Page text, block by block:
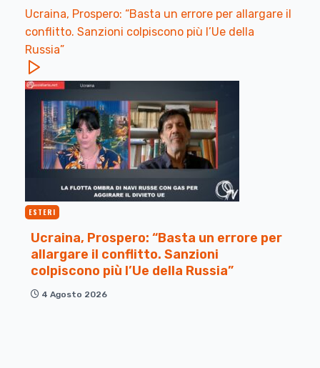
Ucraina, Prospero: “Basta un errore per allargare il
conflitto. Sanzioni colpiscono più l’Ue della
Russia”
ESTERI
Ucraina, Prospero: “Basta un errore per
allargare il conflitto. Sanzioni
colpiscono più l’Ue della Russia”
4 Agosto 2026